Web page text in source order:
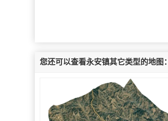
您还可以查看永安镇其它类型的地图：